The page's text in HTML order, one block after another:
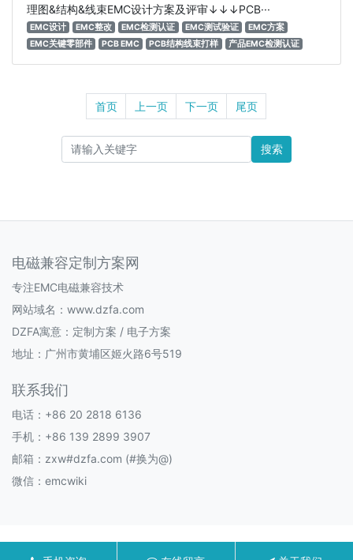
理图&结构&线束EMC设计方案及评审↓↓↓PCB···
EMC设计 EMC整改 EMC检测认证 EMC测试验证
EMC方案
EMC关键零部件
PCB EMC PCB结构线束打样 产品EMC检测认证
首页 上一页 下一页 尾页
搜索
电磁兼容定制方案网
专注EMC电磁兼容技术
网站域名：www.dzfa.com
DZFA寓意：定制方案 / 电子方案
地址：广州市黄埔区姬火路6号519
联系我们
电话：+86 20 2818 6136
手机：+86 139 2899 3907
邮箱：zxw#dzfa.com (#换为@)
微信：emcwiki